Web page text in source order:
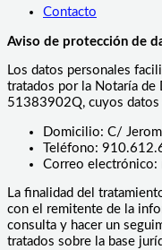
Contacto
Aviso de protección de
Los datos personales
tratados por la Notaría de
51383902Q, cuyos
Domicilio: C/
Teléfono:
Correo electrónico:
La finalidad del
con el remitente de la
consulta y hacer un
tratados sobre la base